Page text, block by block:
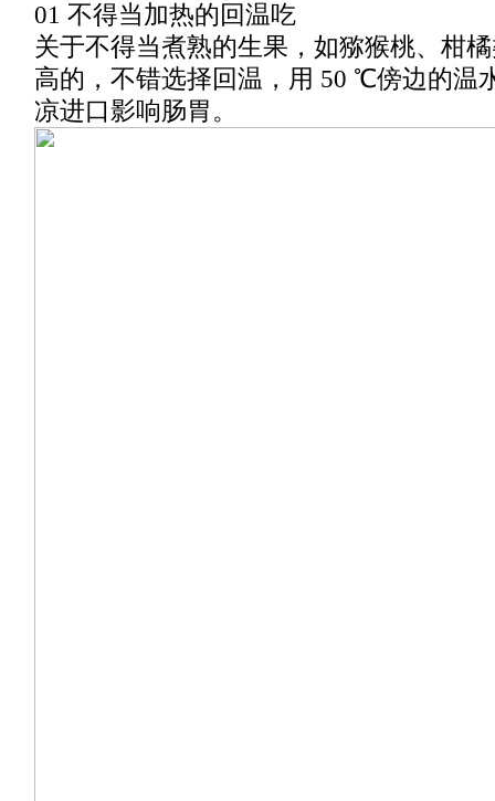
01 不得当加热的回温吃
关于不得当煮熟的生果，如猕猴桃、柑
高的，不错选择回温，用 50 ℃傍边的温
凉进口影响肠胃。